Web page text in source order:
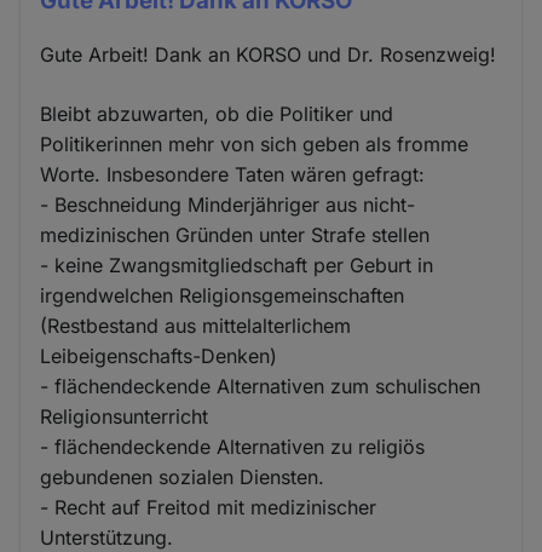
Gute Arbeit! Dank an KORSO und Dr. Rosenzweig!
Bleibt abzuwarten, ob die Politiker und
Politikerinnen mehr von sich geben als fromme
Worte. Insbesondere Taten wären gefragt:
- Beschneidung Minderjähriger aus nicht-
medizinischen Gründen unter Strafe stellen
- keine Zwangsmitgliedschaft per Geburt in
irgendwelchen Religionsgemeinschaften
(Restbestand aus mittelalterlichem
Leibeigenschafts-Denken)
- flächendeckende Alternativen zum schulischen
Religionsunterricht
- flächendeckende Alternativen zu religiös
gebundenen sozialen Diensten.
- Recht auf Freitod mit medizinischer
Unterstützung.